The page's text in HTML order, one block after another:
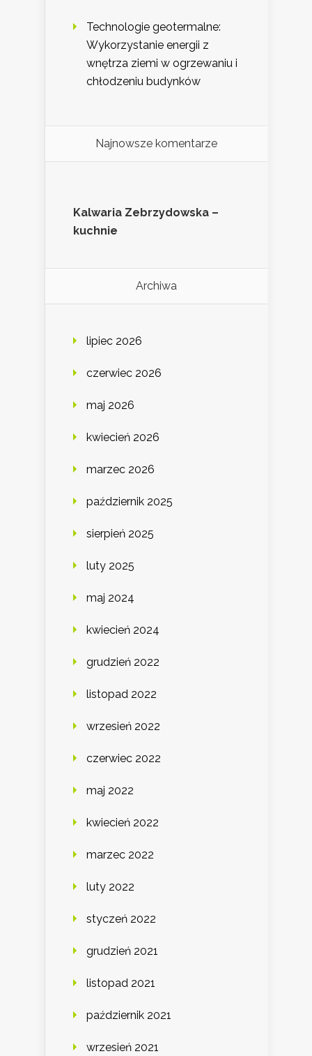
Technologie geotermalne:
Wykorzystanie energii z
wnętrza ziemi w ogrzewaniu i
chłodzeniu budynków
Najnowsze komentarze
Kalwaria Zebrzydowska –
kuchnie
Archiwa
lipiec 2026
czerwiec 2026
maj 2026
kwiecień 2026
marzec 2026
październik 2025
sierpień 2025
luty 2025
maj 2024
kwiecień 2024
grudzień 2022
listopad 2022
wrzesień 2022
czerwiec 2022
maj 2022
kwiecień 2022
marzec 2022
luty 2022
styczeń 2022
grudzień 2021
listopad 2021
październik 2021
wrzesień 2021